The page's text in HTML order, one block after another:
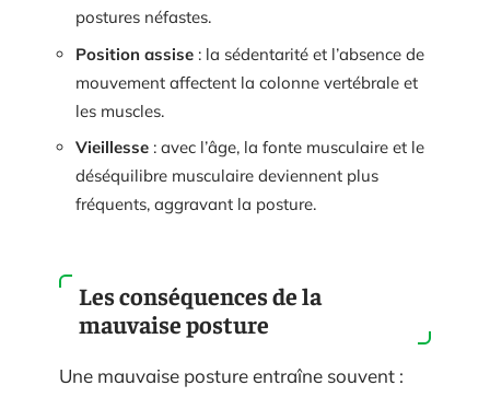
postures néfastes.
Position assise : la sédentarité et l’absence de
mouvement affectent la colonne vertébrale et
les muscles.
Vieillesse : avec l’âge, la fonte musculaire et le
déséquilibre musculaire deviennent plus
fréquents, aggravant la posture.
Les conséquences de la
mauvaise posture
Une mauvaise posture entraîne souvent :